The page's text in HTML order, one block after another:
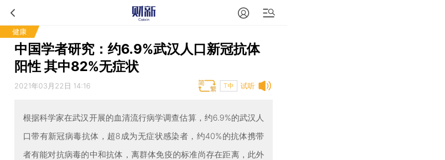
健康
中国学者研究：约6.9%武汉人口新冠抗体
阳性 其中82%无症状
试听
2021年03月22日 14:16 T中
根据科学家在武汉开展的血清流行病学调查估算，约6.9%的武汉人
口带有新冠病毒抗体，超8成为无症状感染者，约40%的抗体携带
者有能对抗病毒的中和抗体，离群体免疫的标准尚存在距离，此外